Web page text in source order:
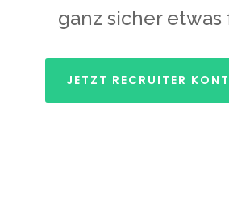
ganz sicher etwas
JETZT RECRUITER